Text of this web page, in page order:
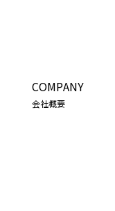
COMPANY
会社概要